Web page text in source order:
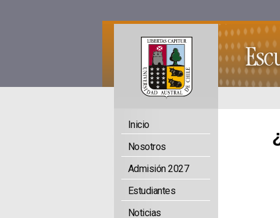
Inicio
Nosotros
Admisión 2027
Estudiantes
Noticias